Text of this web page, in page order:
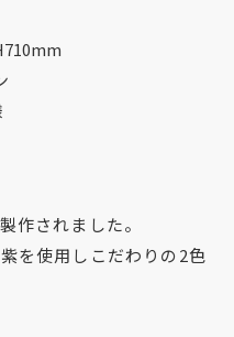
作されました。
を使用しこだわりの2色